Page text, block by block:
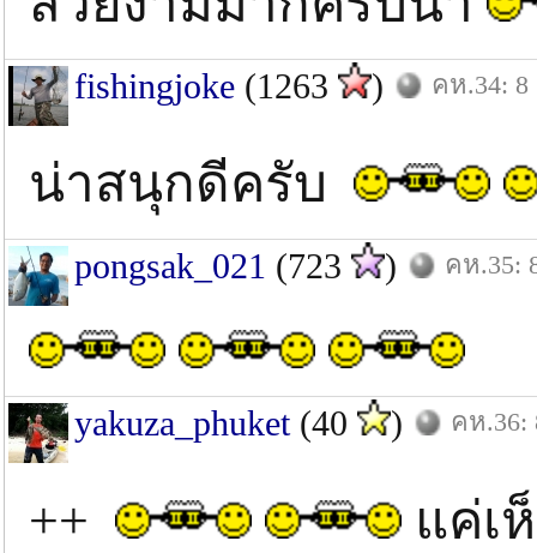
fishingjoke (1263 ) คห.34: 8
น่าสนุกดีครับ
pongsak_021 (723 ) คห.35:
yakuza_phuket(40 ) คห.36:
++ แค่เ